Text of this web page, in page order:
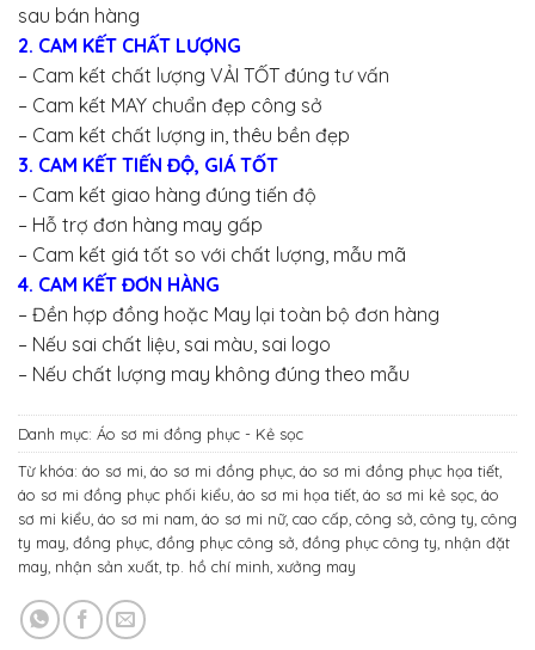
sau bán hàng
2. CAM KẾT CHẤT LƯỢNG
– Cam kết chất lượng VẢI TỐT đúng tư vấn
– Cam kết MAY chuẩn đẹp công sở
– Cam kết chất lượng in, thêu bền đẹp
3. CAM KẾT TIẾN ĐỘ, GIÁ TỐT
– Cam kết giao hàng đúng tiến độ
– Hỗ trợ đơn hàng may gấp
– Cam kết giá tốt so với chất lượng, mẫu mã
4. CAM KẾT ĐƠN HÀNG
– Đền hợp đồng hoặc May lại toàn bộ đơn hàng
– Nếu sai chất liệu, sai màu, sai logo
– Nếu chất lượng may không đúng theo mẫu
Danh mục: Áo sơ mi đồng phục - Kẻ sọc
Từ khóa: áo sơ mi áo sơ mi đồng phục áo sơ mi đồng phục họa tiết
áo sơ mi đồng phục phối kiểu áo sơ mi họa tiết áo sơ mi kẻ sọc áo
sơ mi kiểu áo sơ mi nam áo sơ mi nữ, cao cấp công sở công ty công
ty may đồng phục đồng phục công sở đồng phục công ty nhận đặt
may nhận sản xuất tp. hồ chí minh xưởng may